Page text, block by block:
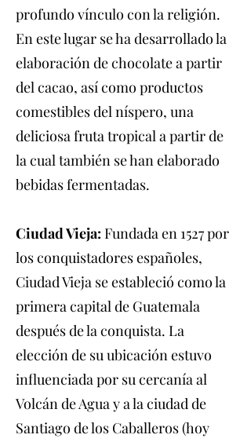
profundo vínculo con la religión.
En este lugar se ha desarrollado la
elaboración de chocolate a partir
del cacao, así como productos
comestibles del níspero, una
deliciosa fruta tropical a partir de
la cual también se han elaborado
bebidas fermentadas.
Ciudad Vieja: Fundada en 1527 por
los conquistadores españoles,
Ciudad Vieja se estableció como la
primera capital de Guatemala
después de la conquista. La
elección de su ubicación estuvo
influenciada por su cercanía al
Volcán de Agua y a la ciudad de
Santiago de los Caballeros (hoy